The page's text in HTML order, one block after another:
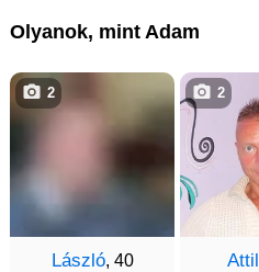
Olyanok, mint Adam
László, 40
2 2